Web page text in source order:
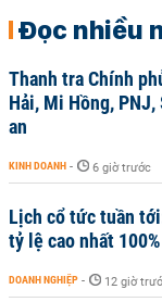
Đọc nhiều
Thanh tra Chính
Hải, Mi Hồng, PNJ,
an
KINH DOANH - 6 giờ trước
Lịch cổ tức tuần
tỷ lệ cao nhất 100%
DOANH NGHIỆP - 12 giờ